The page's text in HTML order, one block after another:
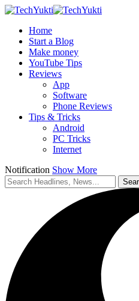
Home
Start a Blog
Make money
YouTube Tips
Reviews
App
Software
Phone Reviews
Tips & Tricks
Android
PC Tricks
Internet
Notification Show More